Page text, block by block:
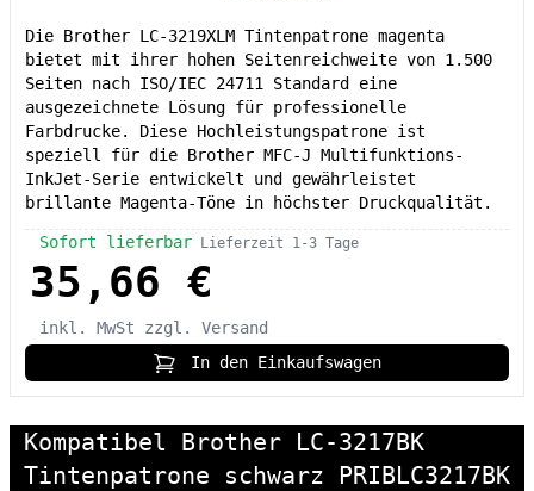
Die Brother LC-3219XLM Tintenpatrone magenta
bietet mit ihrer hohen Seitenreichweite von 1.500
Seiten nach ISO/IEC 24711 Standard eine
ausgezeichnete Lösung für professionelle
Farbdrucke. Diese Hochleistungspatrone ist
speziell für die Brother MFC-J Multifunktions-
InkJet-Serie entwickelt und gewährleistet
brillante Magenta-Töne in höchster Druckqualität.
Sofort lieferbar Lieferzeit 1-3 Tage
35,66 €
inkl. MwSt
zzgl. Versand
In den Einkaufswagen
Kompatibel Brother LC-3217BK
Tintenpatrone schwarz PRIBLC3217BK